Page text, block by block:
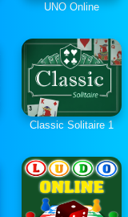
UNO Online
Classic Solitaire 1